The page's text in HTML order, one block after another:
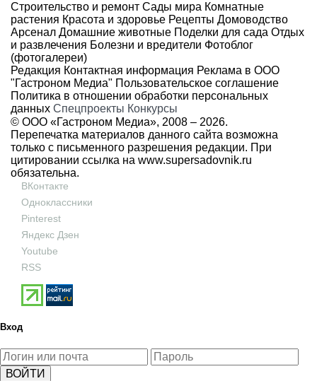
Строительство и ремонт Сады мира Комнатные
растения Красота и здоровье Рецепты Домоводство
Арсенал Домашние животные Поделки для сада Отдых
и развлечения Болезни и вредители Фотоблог
(фотогалереи)
Редакция Контактная информация Реклама в ООО
"Гастроном Медиа" Пользовательское соглашение
Политика в отношении обработки персональных
данных Спецпроекты Конкурсы
© ООО «Гастроном Медиа», 2008 – 2026.
Перепечатка материалов данного сайта возможна
только с письменного разрешения редакции. При
цитировании ссылка на www.supersadovnik.ru
обязательна.
ВКонтакте
Одноклассники
Pinterest
Яндекс Дзен
Youtube
RSS
Вход